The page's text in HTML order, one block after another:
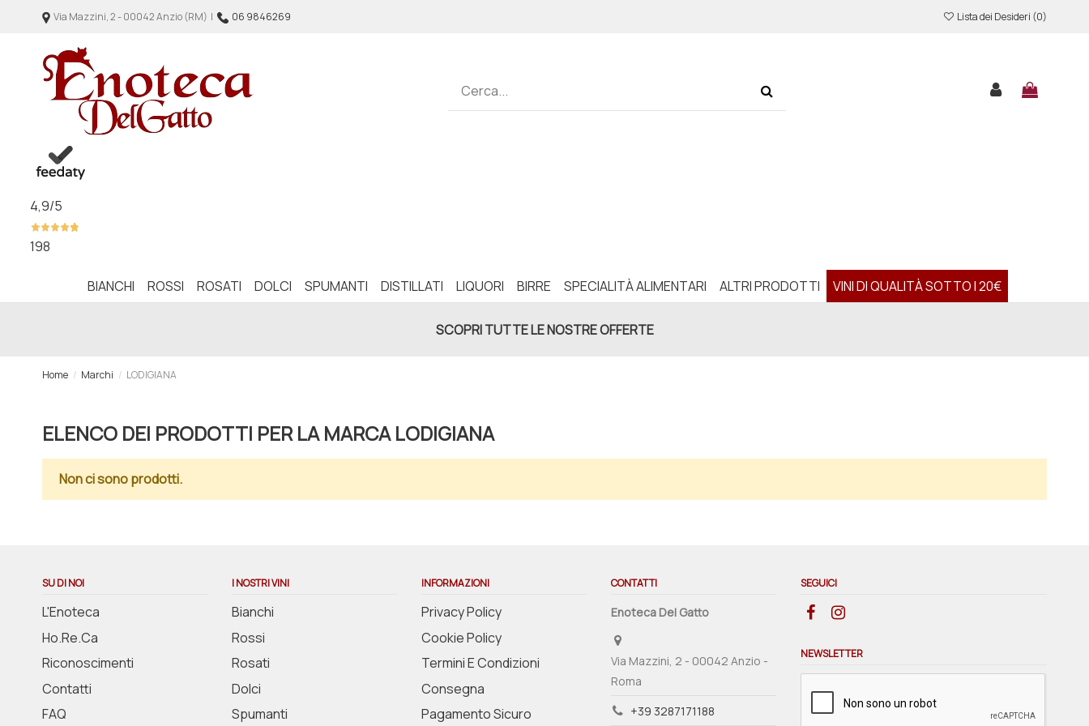
Via Mazzini, 2 - 00042 Anzio (RM) | 06 9846269 Lista dei Desideri (0)
4,9/5
198
BIANCHI ROSSI ROSATI DOLCI SPUMANTI DISTILLATI LIQUORI BIRRE SPECIALITÀ ALIMENTARI ALTRI PRODOTTI VINI DI QUALITÀ SOTTO I 20€
SCOPRI TUTTE LE NOSTRE OFFERTE
Home Marchi LODIGIANA
ELENCO DEI PRODOTTI PER LA MARCA LODIGIANA
Non ci sono prodotti.
SU DI NOI
L'Enoteca
Ho.Re.Ca
Riconoscimenti
Contatti
FAQ
I NOSTRI VINI
Bianchi
Rossi
Rosati
Dolci
Spumanti
INFORMAZIONI
Privacy Policy
Cookie Policy
Termini E Condizioni
Consegna
Pagamento Sicuro
CONTATTI
Enoteca Del Gatto
Via Mazzini, 2 - 00042 Anzio -
Roma
+39 3287171188
SEGUICI
NEWSLETTER